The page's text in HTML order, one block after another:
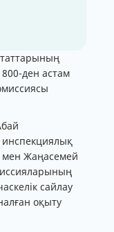
ден астам
инспекциялық
мен Жаңасемей
сайлау
оқыту